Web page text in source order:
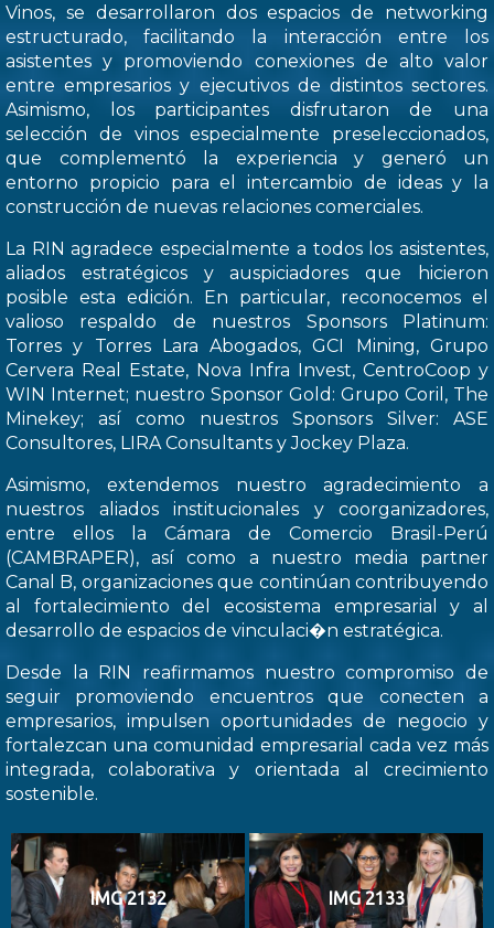
Vinos, se desarrollaron dos espacios de networking
estructurado, facilitando la interacción entre los
asistentes y promoviendo conexiones de alto valor
entre empresarios y ejecutivos de distintos sectores.
Asimismo, los participantes disfrutaron de una
selección de vinos especialmente preseleccionados,
que complementó la experiencia y generó un
entorno propicio para el intercambio de ideas y la
construcción de nuevas relaciones comerciales.
La RIN agradece especialmente a todos los asistentes,
aliados estratégicos y auspiciadores que hicieron
posible esta edición. En particular, reconocemos el
valioso respaldo de nuestros Sponsors Platinum:
Torres y Torres Lara Abogados, GCI Mining, Grupo
Cervera Real Estate, Nova Infra Invest, CentroCoop y
WIN Internet; nuestro Sponsor Gold: Grupo Coril, The
Minekey; así como nuestros Sponsors Silver: ASE
Consultores, LIRA Consultants y Jockey Plaza.
Asimismo, extendemos nuestro agradecimiento a
nuestros aliados institucionales y coorganizadores,
entre ellos la Cámara de Comercio Brasil-Perú
(CAMBRAPER), así como a nuestro media partner
Canal B, organizaciones que continúan contribuyendo
al fortalecimiento del ecosistema empresarial y al
desarrollo de espacios de vinculaci�n estratégica.
Desde la RIN reafirmamos nuestro compromiso de
seguir promoviendo encuentros que conecten a
empresarios, impulsen oportunidades de negocio y
fortalezcan una comunidad empresarial cada vez más
integrada, colaborativa y orientada al crecimiento
sostenible.
IMG 2132 IMG 2133